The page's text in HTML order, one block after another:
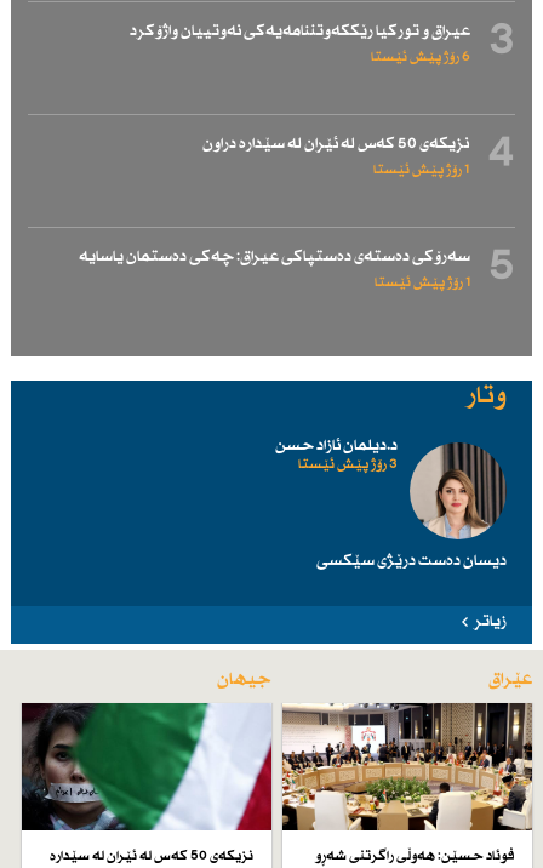
3 عیراق و توركیا رێككەوتننامەیەكی نەوتییان واژۆكرد
6 رۆژ پێش ئێستا
4 نزیكەی 50 كەس لە ئێران لە سێدارە دراون
1 رۆژ پێش ئێستا
5 سەرۆكی دەستەی دەستپاكی عیراق: چەكی دەستمان یاسایە
1 رۆژ پێش ئێستا
وتار
د.دیلمان ئازاد حسن
3 رۆژ پێش ئێستا
دیسان دەست درێژی سێكسی
زیاتر
عێراق
فوئاد حسێن: هەوڵی راگرتنی شەڕو
جیهان
نزیكەی 50 كەس لە ئێران لە سێدارە